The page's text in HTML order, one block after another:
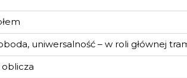
uniwersalność – w roli głównej